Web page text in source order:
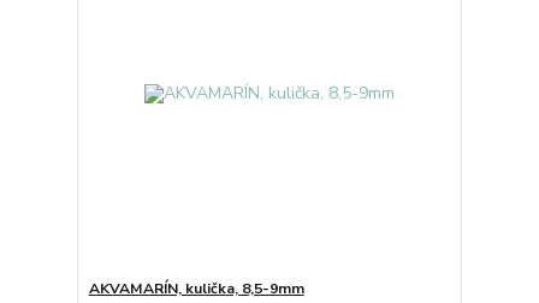
AKVAMARÍN, kulička, 8,5-9mm